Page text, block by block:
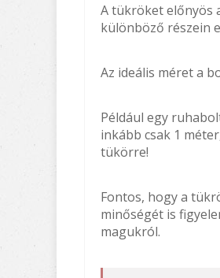
A tükröket előnyös
különböző részein
Az ideális méret a
Például egy
inkább csak 1
tükörre!
Fontos, hogy a
minőségét is
magukról.